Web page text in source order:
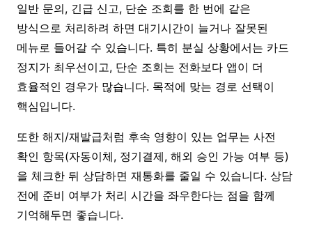
일반 문의, 긴급 신고, 단순 조회를 한 번에 같은
방식으로 처리하려 하면 대기시간이 늘거나 잘못된
메뉴로 들어갈 수 있습니다. 특히 분실 상황에서는 카드
정지가 최우선이고, 단순 조회는 전화보다 앱이 더
효율적인 경우가 많습니다. 목적에 맞는 경로 선택이
핵심입니다.
또한 해지/재발급처럼 후속 영향이 있는 업무는 사전
확인 항목(자동이체, 정기결제, 해외 승인 가능 여부 등)
을 체크한 뒤 상담하면 재통화를 줄일 수 있습니다. 상담
전에 준비 여부가 처리 시간을 좌우한다는 점을 함께
기억해두면 좋습니다.